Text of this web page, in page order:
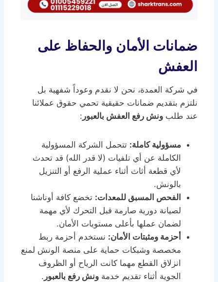
ضمانات الأمان والحفاظ على
العفش
في شركة العمدة، نحن لا نقدم وعوداً شفهية بل
نلتزم بتقديم ضمانات حقيقية تحمي حقوق عملائنا
عند طلب ونش رفع العفش بالعبور :
مسؤولية كاملة: تتحمل الشركة المسؤولية
الكاملة عن أي تلفيات (لا قدر الله) قد تحدث
لأي قطعة أثاث أثناء عملية الرفع أو التنزيل
بالونش.
الفحص المسبق للمعدات: تخضع كافة أوناشنا
لصيانة دورية صارمة قبل التحرك لأي مهمة
لضمان عملها بأعلى مستويات الأمان.
أحزمة ومثبتات الأمان: نستخدم أحزمة ربط
مخصصة وشبكات حماية على منصة الونش لمنع
انزلاق القطع مهما كانت الرياح أو الظروف
الجوية أثناء تقديم خدمة ونش رفع بالعبور .